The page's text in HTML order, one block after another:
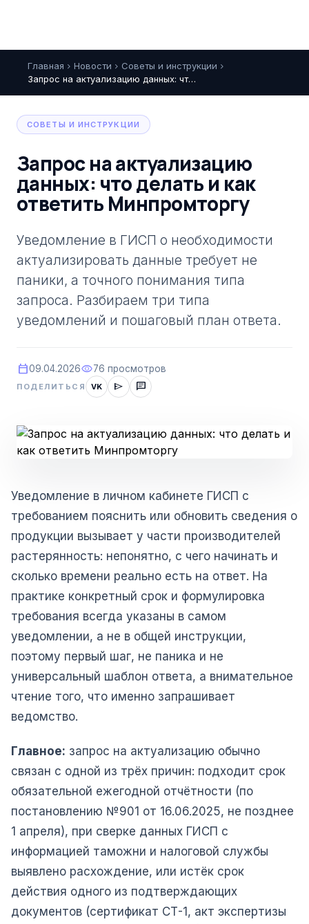
Главная chevron_right Новости chevron_right Советы и инструкции chevron_right
Запрос на актуализацию данных: что делать и как ответить Минпромторгу
СОВЕТЫ И ИНСТРУКЦИИ
Запрос на актуализацию
данных: что делать и как
ответить Минпромторгу
Уведомление в ГИСП о необходимости
актуализировать данные требует не
паники, а точного понимания типа
запроса. Разбираем три типа
уведомлений и пошаговый план ответа.
calendar_today09.04.2026visibility76 просмотров
ПОДЕЛИТЬСЯ VK send chat
Уведомление в личном кабинете ГИСП с
требованием пояснить или обновить сведения о
продукции вызывает у части производителей
растерянность: непонятно, с чего начинать и
сколько времени реально есть на ответ. На
практике конкретный срок и формулировка
требования всегда указаны в самом
уведомлении, а не в общей инструкции,
поэтому первый шаг, не паника и не
универсальный шаблон ответа, а внимательное
чтение того, что именно запрашивает
ведомство.
Главное: запрос на актуализацию обычно
связан с одной из трёх причин: подходит срок
обязательной ежегодной отчётности (по
постановлению №901 от 16.06.2025, не позднее
1 апреля), при сверке данных ГИСП с
информацией таможни и налоговой службы
выявлено расхождение, или истёк срок
действия одного из подтверждающих
документов (сертификат СТ-1, акт экспертизы